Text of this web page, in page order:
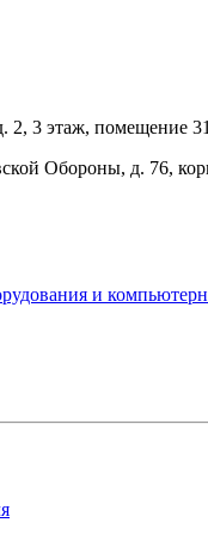
2, 3 этаж, помещение
Обороны, д. 76,